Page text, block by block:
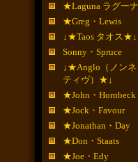
★Laguna ラグー
★Greg・Lewis
↓★Taos タオス★↓
Sonny・Spruce
↓★Anglo（ノンネ
ティヴ）★↓
★John・Hornbeck
★Jock・Favour
★Jonathan・Day
★Don・Staats
★Joe・Edy